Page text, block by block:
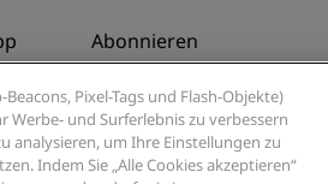
Abonnieren
Verpassen Sie niemals unsere
beliebtesten Angebote
Pixel-Tags und Flash-Objekte)
Werbe- und Surferlebnis zu verbessern
analysieren, um Ihre Einstellungen zu
Indem Sie „Alle Cookies akzeptieren“